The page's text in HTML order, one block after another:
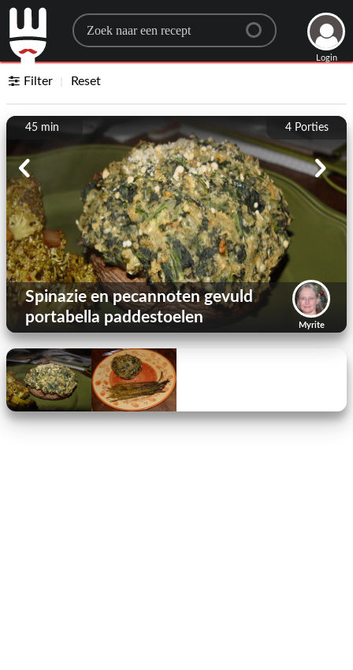
Search for a recipe
Login
Filter Reset
4 Porties
45 min
Myrite
Spinazie en pecannoten gevuld
portabella paddestoelen